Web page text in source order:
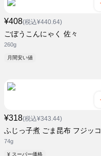
¥408(税込¥440.64)
ごぼうこんにゃく 佐々
260g
月間安い値
¥318(税込¥343.44)
ふじっ子煮 ごま昆布 フジッコ
74g
¥ スーパー価格